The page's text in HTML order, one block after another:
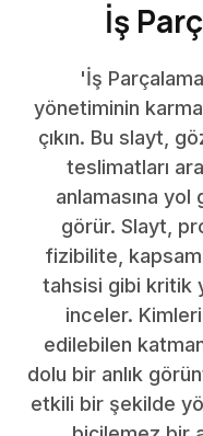
İş
'İş
yönetiminin
çıkın. Bu slayt,
teslimatları
anlamasına
görür. Slayt,
fizibilite,
tahsisi gibi kritik
inceler.
edilebilen
dolu bir anlık
etkili bir şekilde